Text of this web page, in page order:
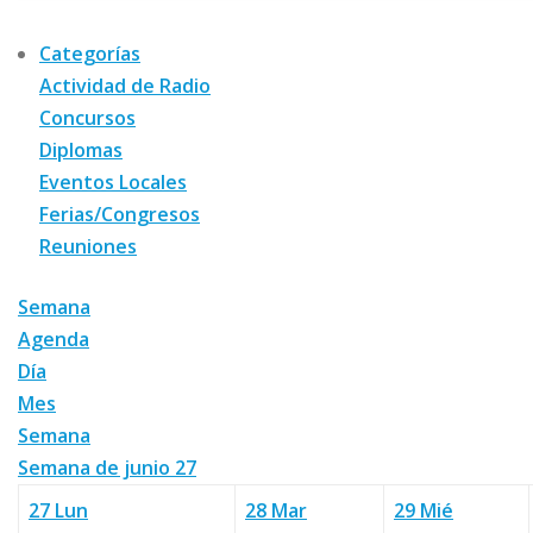
Categorías
Actividad de Radio
Concursos
Diplomas
Eventos Locales
Ferias/Congresos
Reuniones
Semana
Agenda
Día
Mes
Semana
Semana de junio 27
27 Lun 28 Mar 29 Mié